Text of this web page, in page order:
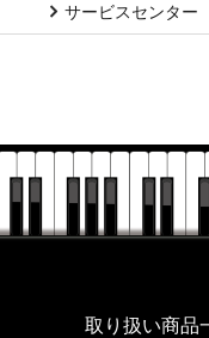
サービスセンター
株式会社ピアノプラザ
取り扱い商品